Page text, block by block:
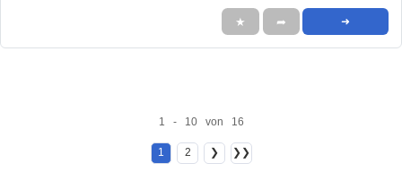
★ ➦ ➜
1 - 10 von 16
1 2 ❯ ❯❯